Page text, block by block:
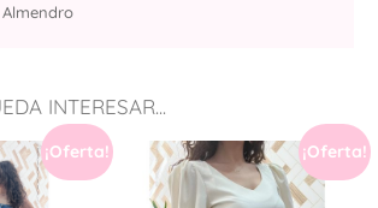
INTERESAR...
¡Oferta! ¡Oferta!